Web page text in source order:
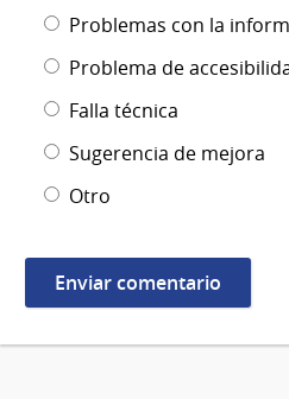
Problemas con la
Problema de
Falla técnica
Sugerencia de mejora
Otro